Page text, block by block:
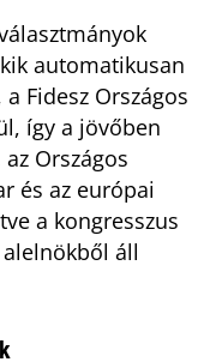
automatikusan
Fidesz Országos
így a jövőben
Országos
és az európai
a kongresszus
áll